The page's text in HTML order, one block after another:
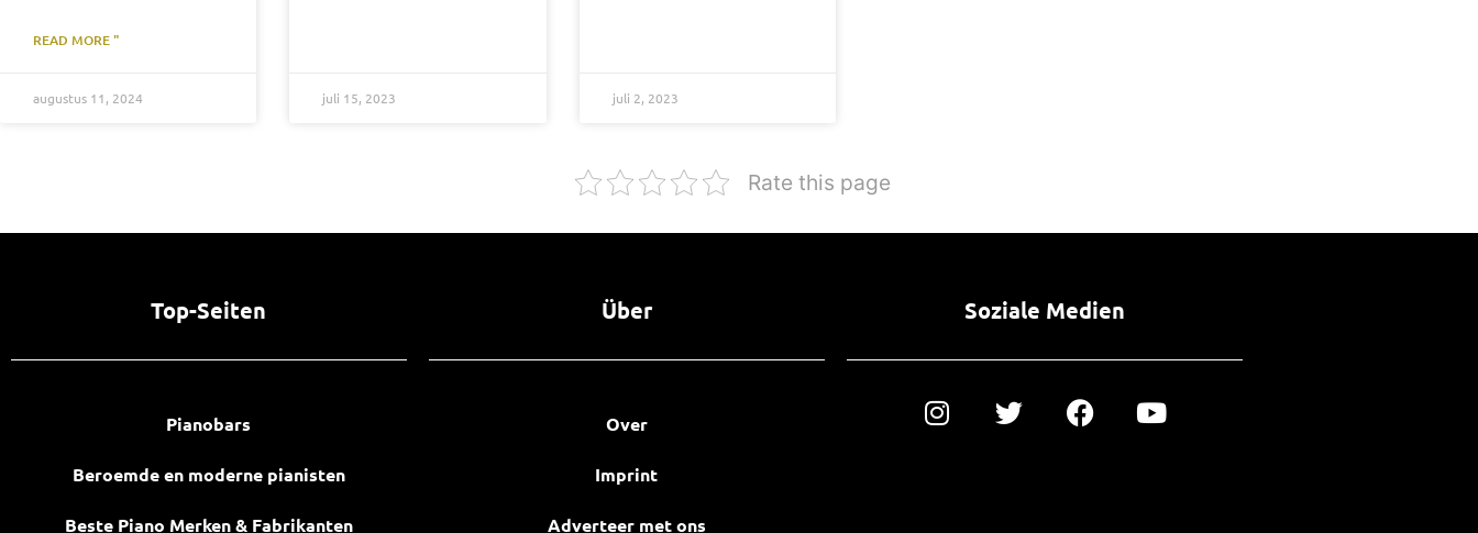
READ MORE "
augustus 11, 2024 juli 15, 2023 juli 2, 2023
Rate this page
Top-Seiten
Pianobars
Beroemde en moderne pianisten
Beste Piano Merken & Fabrikanten
Über
Over
Imprint
Adverteer met ons
Soziale Medien